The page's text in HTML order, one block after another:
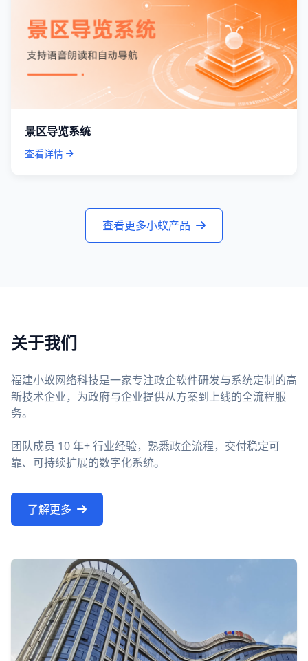
景区导览系统
查看详情
查看更多小蚁产品
关于我们
福建小蚁网络科技是一家专注政企软件研发与系统定制的高
新技术企业，为政府与企业提供从方案到上线的全流程服
务。
团队成员 10 年+ 行业经验，熟悉政企流程，交付稳定可
靠、可持续扩展的数字化系统。
了解更多